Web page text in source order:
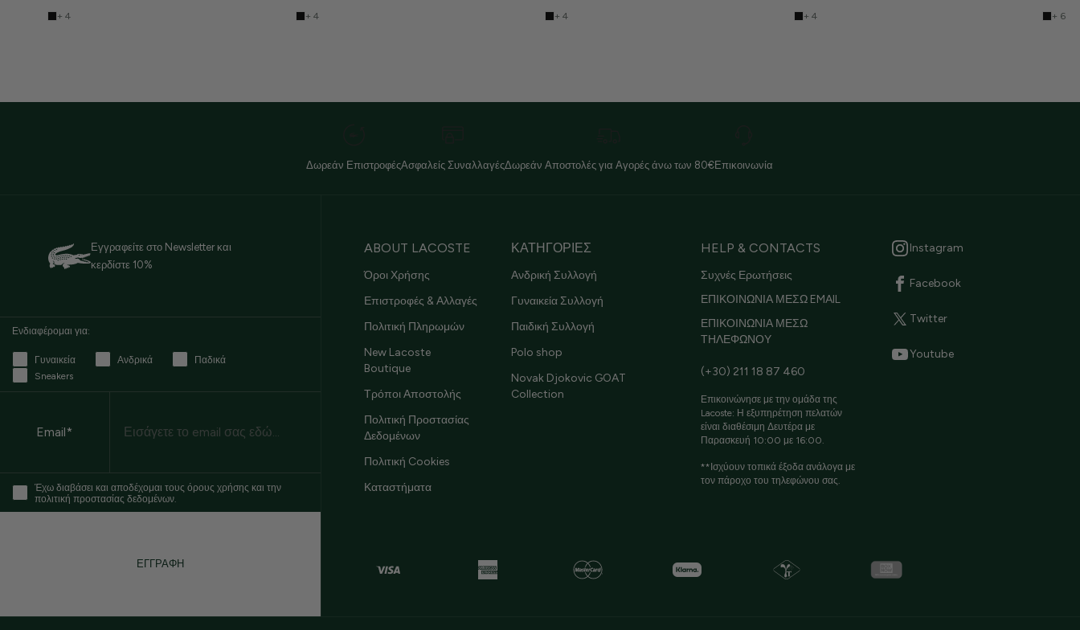
+ 4 + 4 + 4 + 4 + 6
Δωρεάν ΕπιστροφέςΑσφαλείς ΣυναλλαγέςΔωρεάν Αποστολές για Αγορές άνω των 80€Επικοινωνία
Εγγραφείτε στο Newsletter και
κερδίστε 10%
Ενδιαφέρομαι για:
Γυναικεία Ανδρικά
Παδικά
Sneakers
Email*
Έχω διαβάσει και αποδέχομαι τους όρους χρήσης και την
πολιτική προστασίας δεδομένων.
ΕΓΓΡΑΦΗ
ABOUT LACOSTE
Όροι Χρήσης
Επιστροφές & Αλλαγές
Πολιτική Πληρωμών
New Lacoste
Boutique
Τρόποι Αποστολής
Πολιτική Προστασίας
Δεδομένων
Πολιτική Cookies
Καταστήματα
ΚΑΤΗΓΟΡΙΕΣ
Ανδρική Συλλογή
Γυναικεία Συλλογή
Παιδική Συλλογή
Polo shop
Novak Djokovic GOAT
Collection
HELP & CONTACTS
Συχνές Ερωτήσεις
ΕΠΙΚΟΙΝΩΝΙΑ ΜΕΣΩ EMAIL
ΕΠΙΚΟΙΝΩΝΙΑ ΜΕΣΩ
ΤΗΛΕΦΩΝΟΥ
(+30) 211 18 87 460
Επικοινώνησε με την ομάδα της
Lacoste: Η εξυπηρέτηση πελατών
είναι διαθέσιμη Δευτέρα με
Παρασκευή 10:00 με 16:00.
**Ισχύουν τοπικά έξοδα ανάλογα με
τον πάροχο του τηλεφώνου σας.
Instagram
Facebook
Twitter
Youtube